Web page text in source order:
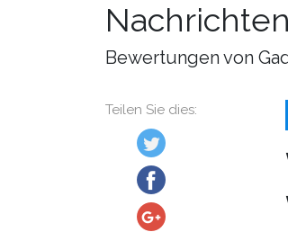
Bewertungen von
Teilen Sie dies: